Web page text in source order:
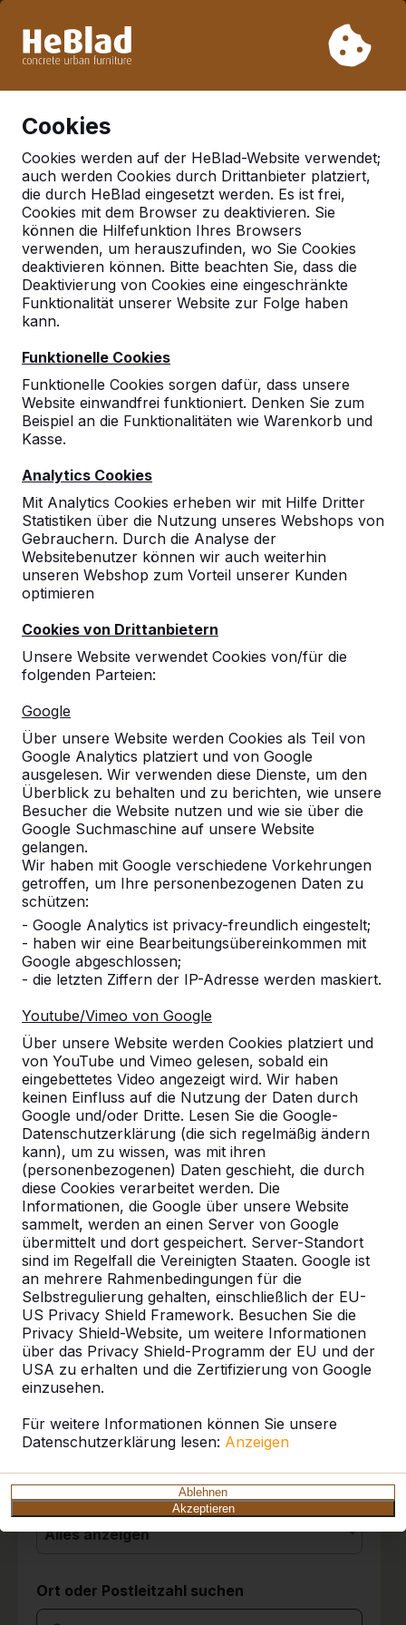
Woche 33 nicht. Bitte berücksichtigen Sie daher längere
Cookies
Cookies werden auf der HeBlad-Website verwendet;
auch werden Cookies durch Drittanbieter platziert,
die durch HeBlad eingesetzt werden. Es ist frei,
Cookies mit dem Browser zu deaktivieren. Sie
können die Hilfefunktion Ihres Browsers
verwenden, um herauszufinden, wo Sie Cookies
deaktivieren können. Bitte beachten Sie, dass die
Deaktivierung von Cookies eine eingeschränkte
Funktionalität unserer Website zur Folge haben
kann.
Funktionelle Cookies
Funktionelle Cookies sorgen dafür, dass unsere
Website einwandfrei funktioniert. Denken Sie zum
Beispiel an die Funktionalitäten wie Warenkorb und
Kasse.
Analytics Cookies
Mit Analytics Cookies erheben wir mit Hilfe Dritter
Statistiken über die Nutzung unseres Webshops von
Gebrauchern. Durch die Analyse der
Websitebenutzer können wir auch weiterhin
unseren Webshop zum Vorteil unserer Kunden
optimieren
Cookies von Drittanbietern
Unsere Website verwendet Cookies von/für die
folgenden Parteien:
Google
Über unsere Website werden Cookies als Teil von
Google Analytics platziert und von Google
ausgelesen. Wir verwenden diese Dienste, um den
Überblick zu behalten und zu berichten, wie unsere
Besucher die Website nutzen und wie sie über die
Google Suchmaschine auf unsere Website
gelangen.
Wir haben mit Google verschiedene Vorkehrungen
getroffen, um Ihre personenbezogenen Daten zu
schützen:
- Google Analytics ist privacy-freundlich eingestelt;
- haben wir eine Bearbeitungsübereinkommen mit
Google abgeschlossen;
- die letzten Ziffern der IP-Adresse werden maskiert.
Youtube/Vimeo von Google
Über unsere Website werden Cookies platziert und
von YouTube und Vimeo gelesen, sobald ein
eingebettetes Video angezeigt wird. Wir haben
keinen Einfluss auf die Nutzung der Daten durch
Google und/oder Dritte. Lesen Sie die Google-
Datenschutzerklärung (die sich regelmäßig ändern
kann), um zu wissen, was mit ihren
(personenbezogenen) Daten geschieht, die durch
diese Cookies verarbeitet werden. Die
Informationen, die Google über unsere Website
sammelt, werden an einen Server von Google
übermittelt und dort gespeichert. Server-Standort
sind im Regelfall die Vereinigten Staaten. Google ist
an mehrere Rahmenbedingungen für die
Selbstregulierung gehalten, einschließlich der EU-
US Privacy Shield Framework. Besuchen Sie die
Privacy Shield-Website, um weitere Informationen
über das Privacy Shield-Programm der EU und der
USA zu erhalten und die Zertifizierung von Google
einzusehen.
Für weitere Informationen können Sie unsere
Datenschutzerklärung lesen: Anzeigen
Ablehnen
Akzeptieren
Geen referenties gevonden in 'laussiggruna'
Deutschland
Referenties in:
Deutschland
10
02-07-2026
10
Qualitativ sehr hochwertige Spielgeräte.
Unsere Schüler sind begeistert!
30-06-2026
8
Bisher ist dieses Produkt unsere Erfahrung.
Es ist gut angenommen worden und man
kann schön dran sitzen. Alles in allem ein
sehr gutes Produkt. Kann man nur
empfehlen.
23-06-2026
10
dieses war die erste Bestellung. Es war alles
durchweg positiv
Gabi Baxpehler
10-06-2026
10
Die Tischgruppen stehen seit drei Tagen und
sie werden von den Kindern sehr gut
angenommen. Wir sind sehr zufrieden mit der
Entscheidung für die Picknicksets.
Grundschule Friedrichsthal
03-06-2026
10
Wir sind ganz begeistert über die Spielgeräte.
Es ist eine hochwertige Qualität. Die
Anlieferung war super; der Fahrer hat
Standort zu stellen. Die Spielgeräte wurden
daneben zur Verfügung. So ist ein spontanes
Spiel im Mehrgenerationenpark jederzeit
Referenzen
Unsere Produkte finden Sie in ganz Europa
und darüber hinaus. Sehen Sie hier, wo Sie
ein HeBlad-Produkt in Ihrer Nähe finden.
Produkt
Kategorie
Alles anzeigen
Ort oder Postleitzahl suchen